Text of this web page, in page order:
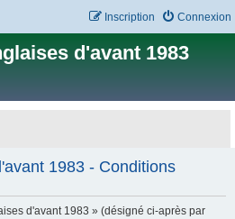
Connexion
Inscription
d'avant 1983
1983 - Conditions
d'avant 1983 » (désigné ci-après par